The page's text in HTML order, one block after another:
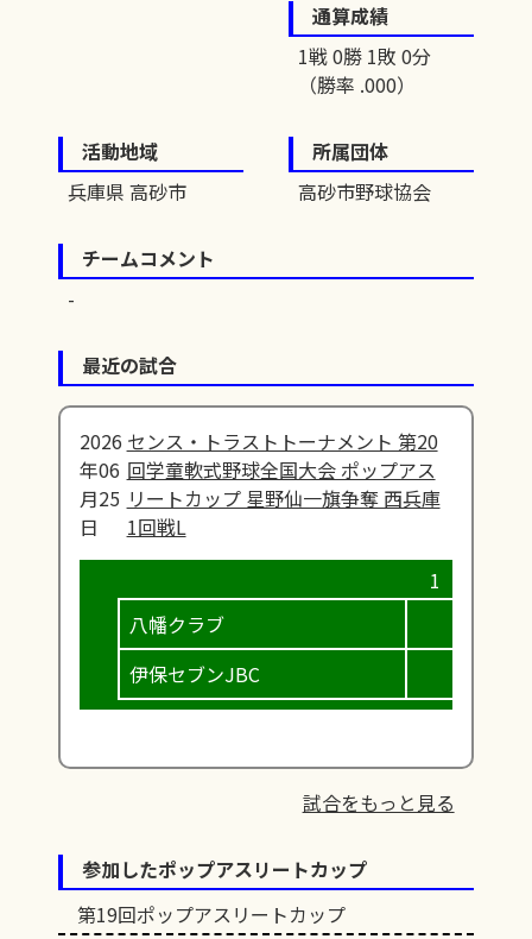
通算成績
1戦 0勝 1敗 0分
（勝率 .000）
活動地域
兵庫県 高砂市
所属団体
高砂市野球協会
チームコメント
最近の試合
2026
年06
月25
日
センス・トラストトーナメント 第20
回学童軟式野球全国大会 ポップアス
リートカップ 星野仙一旗争奪 西兵庫
1回戦L
八幡クラブ
伊保セブンJBC
試合をもっと見る
参加したポップアスリートカップ
第19回ポップアスリートカップ